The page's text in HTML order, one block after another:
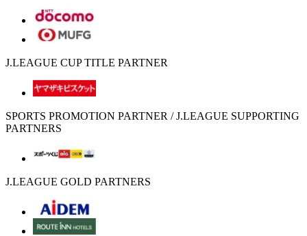
J.LEAGUE CUP TITLE PARTNER
SPORTS PROMOTION PARTNER / J.LEAGUE SUPPORTING
PARTNERS
J.LEAGUE GOLD PARTNERS